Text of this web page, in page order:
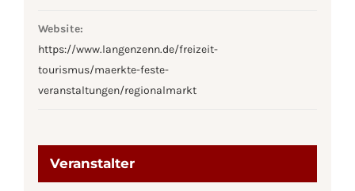
Website:
https://www.langenzenn.de/freizeit-
tourismus/maerkte-feste-
veranstaltungen/regionalmarkt
Veranstalter